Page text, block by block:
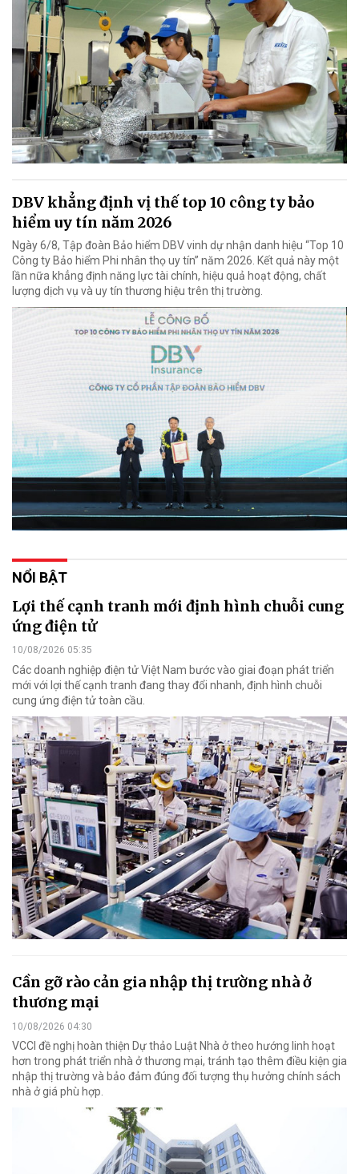
DBV khẳng định vị thế top 10 công ty bảo
hiểm uy tín năm 2026
Ngày 6/8, Tập đoàn Bảo hiểm DBV vinh dự nhận danh hiệu “Top 10
Công ty Bảo hiểm Phi nhân thọ uy tín” năm 2026. Kết quả này một
lần nữa khẳng định năng lực tài chính, hiệu quả hoạt động, chất
lượng dịch vụ và uy tín thương hiệu trên thị trường.
NỔI BẬT
Lợi thế cạnh tranh mới định hình chuỗi cung
ứng điện tử
10/08/2026 05:35
Các doanh nghiệp điện tử Việt Nam bước vào giai đoạn phát triển
mới với lợi thế cạnh tranh đang thay đổi nhanh, định hình chuỗi
cung ứng điện tử toàn cầu.
Cần gỡ rào cản gia nhập thị trường nhà ở
thương mại
10/08/2026 04:30
VCCI đề nghị hoàn thiện Dự thảo Luật Nhà ở theo hướng linh hoạt
hơn trong phát triển nhà ở thương mại, tránh tạo thêm điều kiện gia
nhập thị trường và bảo đảm đúng đối tượng thụ hưởng chính sách
nhà ở giá phù hợp.